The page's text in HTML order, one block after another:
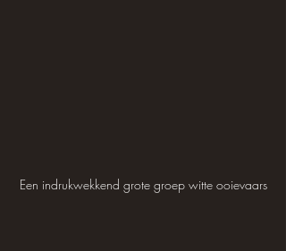
Een indrukwekkend grote groep witte ooievaars